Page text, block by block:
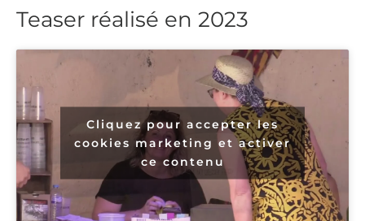
Teaser réalisé en 2023
Cliquez pour accepter les
cookies marketing et activer
ce contenu